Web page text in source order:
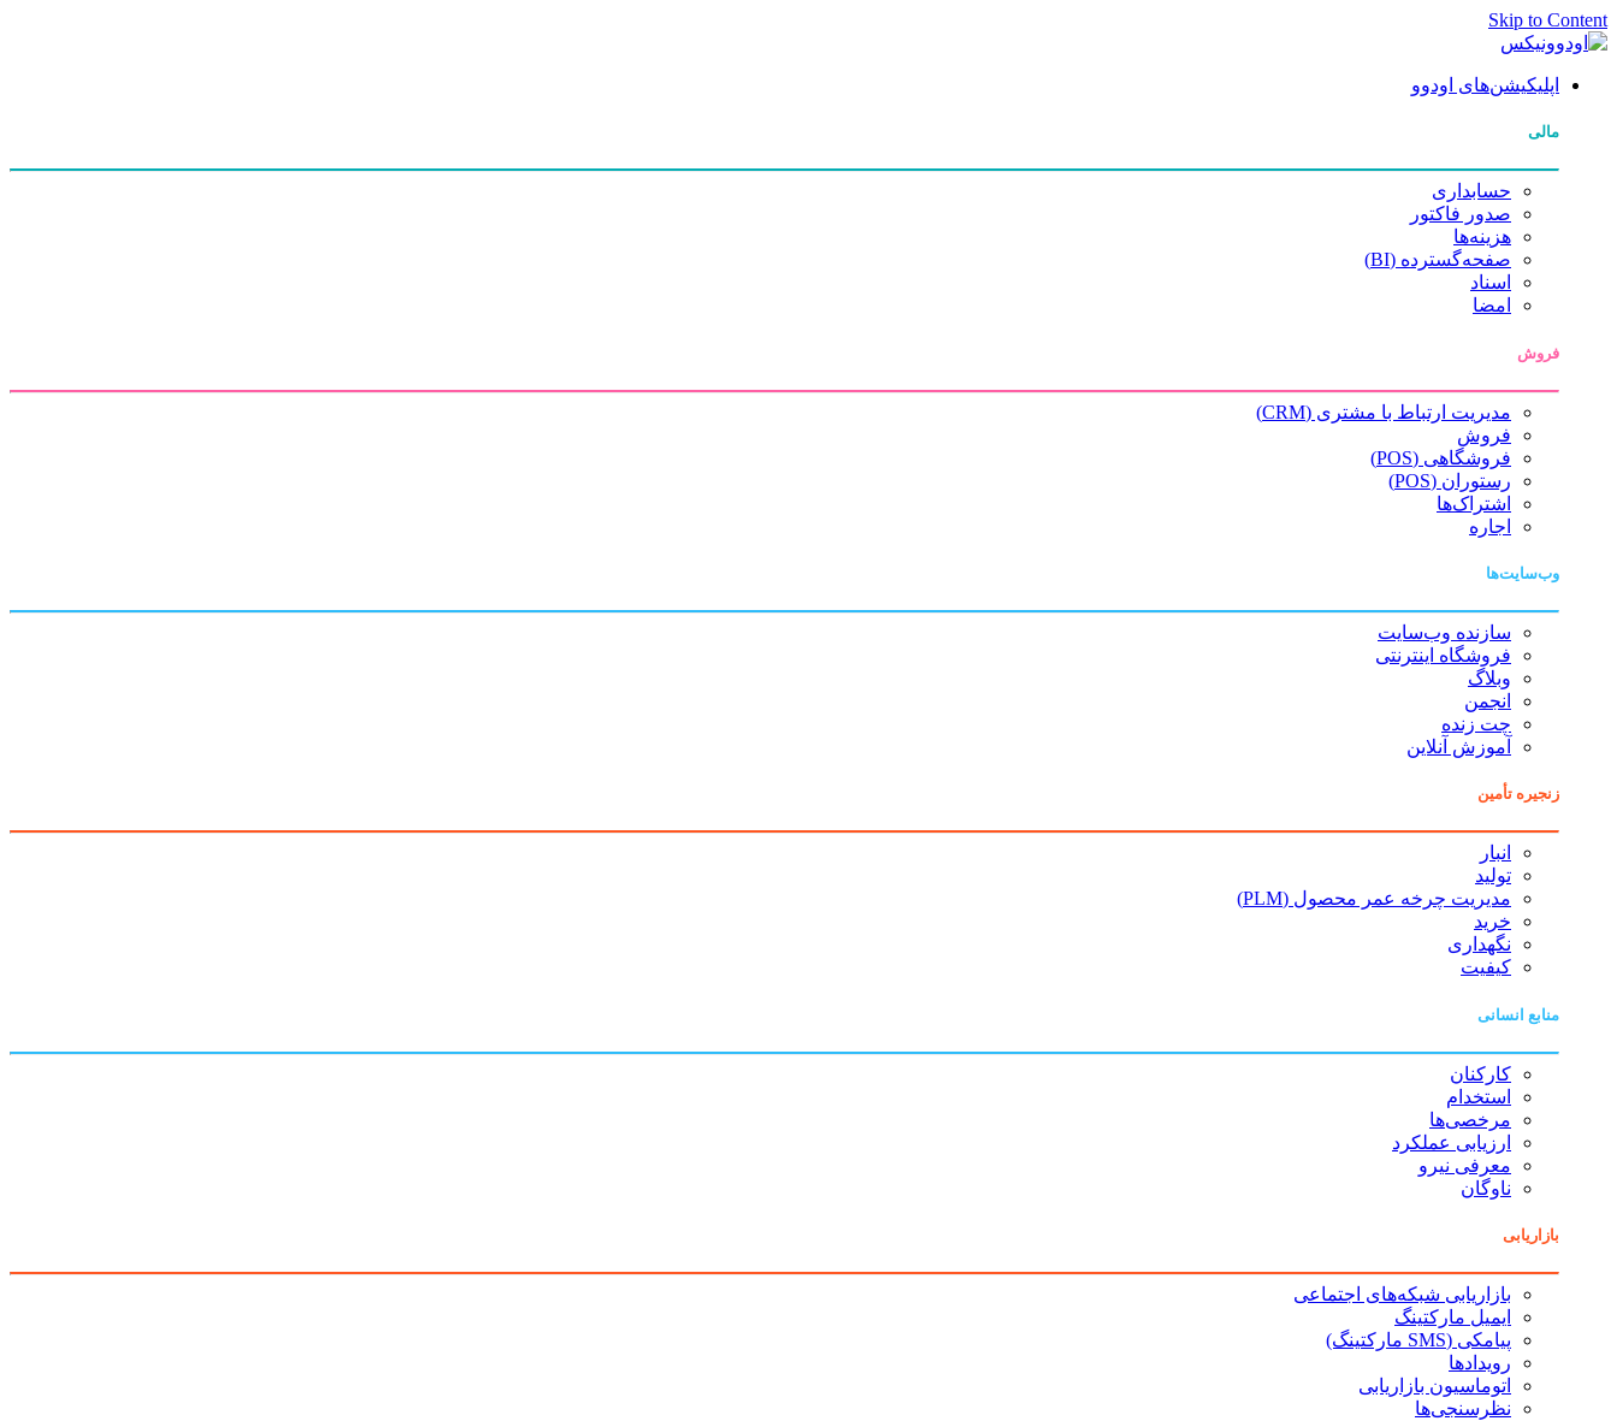
Skip to Content
اپلیکیشن‌های اودوو
مالی
حسابداری
صدور فاکتور
هزینه‌ها
صفحه‌گسترده (BI)
اسناد
امضا
فروش
مدیریت ارتباط با مشتری (CRM)
فروش
فروشگاهی (POS)
رستوران (POS)
اشتراک‌ها
اجاره
وب‌سایت‌ها
سازنده وب‌سایت
فروشگاه اینترنتی
وبلاگ
انجمن
چت زنده
آموزش آنلاین
زنجیره تأمین
انبار
تولید
مدیریت چرخه عمر محصول (PLM)
خرید
نگهداری
کیفیت
منابع انسانی
کارکنان
استخدام
مرخصی‌ها
ارزیابی عملکرد
معرفی نیرو
ناوگان
بازاریابی
بازاریابی شبکه‌های اجتماعی
ایمیل مارکتینگ
پیامکی (SMS مارکتینگ)
رویدادها
اتوماسیون بازاریابی
نظرسنجی‌ها